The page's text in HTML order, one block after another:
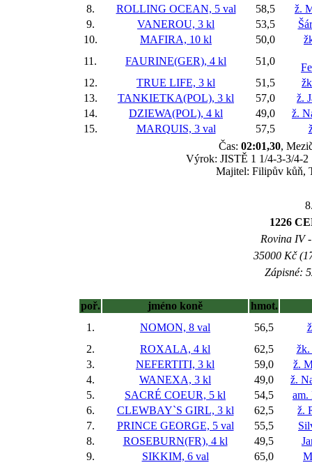
8.
ROLLING OCEAN, 5 val 58,5
ž.
9.
VANEROU, 3 kl 53,5
10.
MAFIRA, 10 kl 50,0
11.
FAURINE(GER), 4 kl 51,0
12.
TRUE LIFE, 3 kl 51,5
13.
TANKIETKA(POL), 3 kl 57,0
ž.
14.
DZIEWA(POL), 4 kl 49,0
ž.
15.
MARQUIS, 3 val 57,5
Čas: 02:01,30,
Výrok: JISTĚ 1 1/4-3-3/4-2
Majitel: Filipův kůň,
1226
Rovina IV
35000 Kč
Zápisné:
poř. jméno koně
hmot.
1.
NOMON, 8 val 56,5
2.
ROXALA, 4 kl 62,5
žk.
3.
NEFERTITI, 3 kl 59,0
ž.
4.
WANEXA, 3 kl 49,0
ž.
5.
SACRÉ COEUR, 5 kl 54,5
am.
6.
CLEWBAY`S GIRL, 3 kl 62,5
ž.
7.
PRINCE GEORGE, 5 val 55,5
8.
ROSEBURN(FR), 4 kl 49,5
9.
SIKKIM, 6 val 65,0